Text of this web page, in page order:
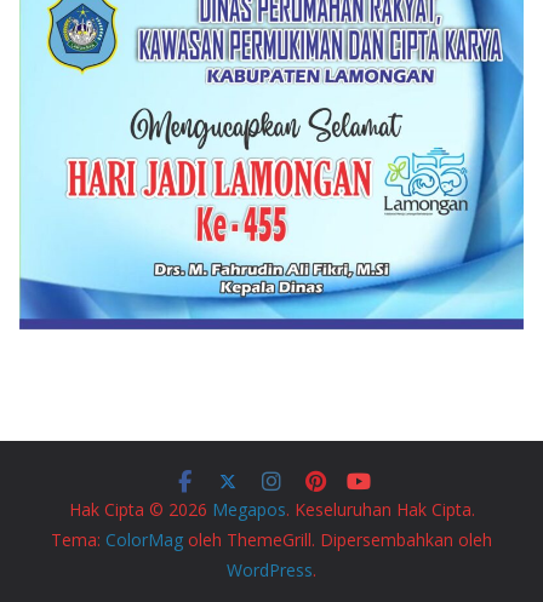
Hak Cipta © 2026 Megapos. Keseluruhan Hak Cipta.
Tema: ColorMag oleh ThemeGrill. Dipersembahkan oleh
WordPress.